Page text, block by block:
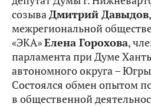
созываДмитрий Давыдов
межрегиональной
«ЭКА»Елена Горохова,
парламента при Думе
автономного округа –
Состоялся обмен опытом
в общественной